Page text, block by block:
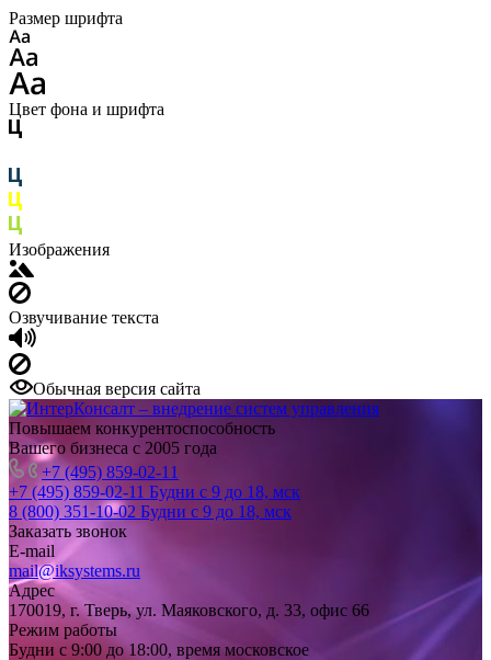
Размер шрифта
Цвет фона и шрифта
Изображения
Озвучивание текста
Обычная версия сайта
Повышаем конкурентоспособность
Вашего бизнеса с 2005 года
+7 (495) 859-02-11
+7 (495) 859-02-11 Будни с 9 до 18, мск
8 (800) 351-10-02 Будни с 9 до 18, мск
Заказать звонок
E-mail
mail@iksystems.ru
Адрес
170019, г. Тверь, ул. Маяковского, д. 33, офис 66
Режим работы
Будни с 9:00 до 18:00, время московское